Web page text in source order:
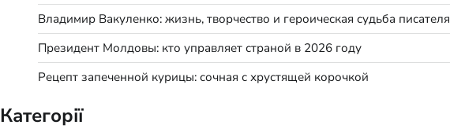
Владимир Вакуленко: жизнь, творчество и героическая судьба писателя
Президент Молдовы: кто управляет страной в 2026 году
Рецепт запеченной курицы: сочная с хрустящей корочкой
Категорії